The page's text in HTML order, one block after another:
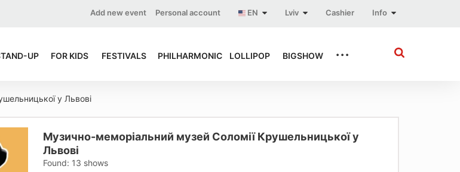
Info
Cashier
Lviv
EN
Personal account
Add new event
UP FOR KIDS FESTIVALS PHILHARMONIC LOLLIPOP BIGSHOW ...
у Львові
Музично-меморіальний музей Соломії Крушельницької у
Львові
Found: 13 shows